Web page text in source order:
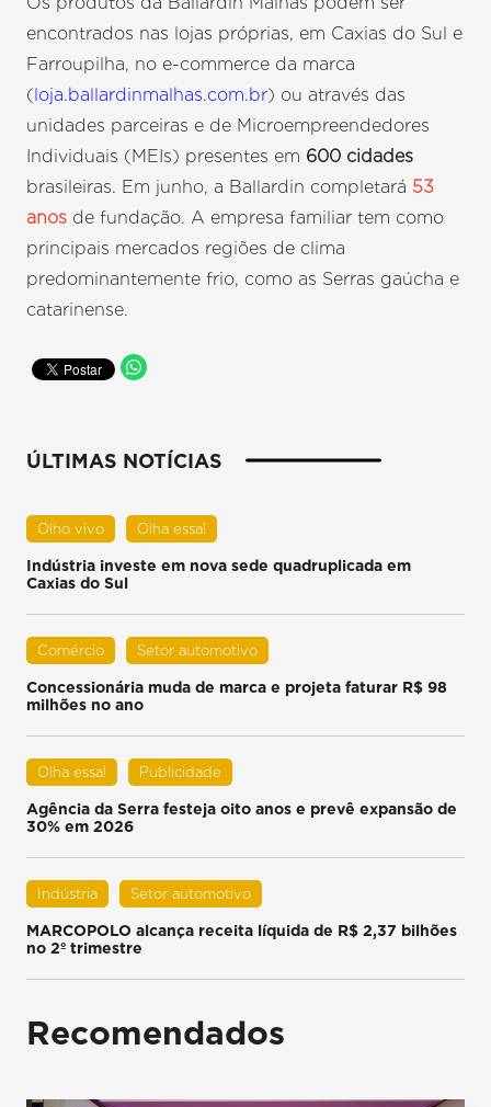
encontrados nas lojas próprias, em Caxias do Sul e
Farroupilha, no e-commerce da marca
(loja.ballardinmalhas.com.br) ou através das
unidades parceiras e de Microempreendedores
Individuais (MEIs) presentes em 600 cidades
brasileiras. Em junho, a Ballardin completará 53
anos de fundação. A empresa familiar tem como
principais mercados regiões de clima
predominantemente frio, como as Serras gaúcha e
catarinense.
ÚLTIMAS NOTÍCIAS
Olho vivo Olha essa!
Indústria investe em nova sede quadruplicada em
Caxias do Sul
Comércio Setor automotivo
Concessionária muda de marca e projeta faturar R$ 98
milhões no ano
Olha essa! Publicidade
Agência da Serra festeja oito anos e prevê expansão de
30% em 2026
Indústria Setor automotivo
MARCOPOLO alcança receita líquida de R$ 2,37 bilhões
no 2º trimestre
Recomendados